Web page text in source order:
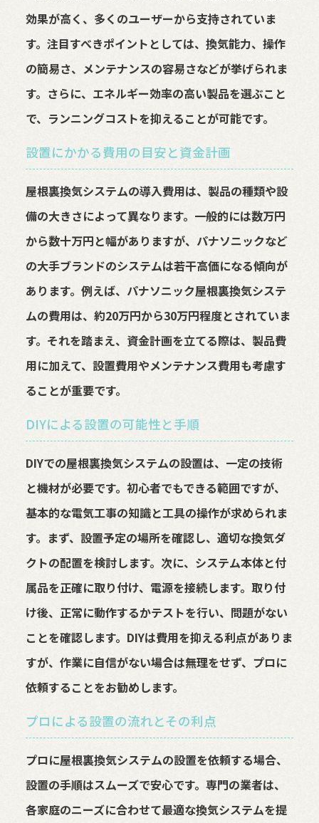
効果が高く、多くのユーザーから支持されていま
す。注目すべきポイントとしては、換気能力、操作
の簡易さ、メンテナンスの容易さなどが挙げられま
す。さらに、エネルギー効率の高い製品を選ぶこと
で、ランニングコストを抑えることが可能です。
設置にかかる費用の目安と資金計画
屋根裏換気システムの導入費用は、製品の種類や設
備の大きさによって異なります。一般的には数万円
から数十万円と幅がありますが、パナソニックなど
の大手ブランドのシステムは若干高価になる傾向が
あります。例えば、パナソニック屋根裏換気システ
ムの費用は、約20万円から30万円程度とされていま
す。それを踏まえ、資金計画を立てる際は、製品費
用に加えて、設置費用やメンテナンス費用も考慮す
ることが重要です。
DIYによる設置の可能性と手順
DIYでの屋根裏換気システムの設置は、一定の技術
と機材が必要です。初心者でもできる範囲ですが、
基本的な電気工事の知識と工具の操作が求められま
す。まず、設置予定の場所を確認し、適切な換気ダ
クトの配置を検討します。次に、システム本体と付
属品を正確に取り付け、電源を接続します。取り付
け後、正常に動作するかテストを行い、問題がない
ことを確認します。DIYは費用を抑える利点がありま
すが、作業に自信がない場合は無理をせず、プロに
依頼することをお勧めします。
プロによる設置の流れとその利点
プロに屋根裏換気システムの設置を依頼する場合、
設置の手順はスムーズで安心です。専門の業者は、
各家庭のニーズに合わせて最適な換気システムを提